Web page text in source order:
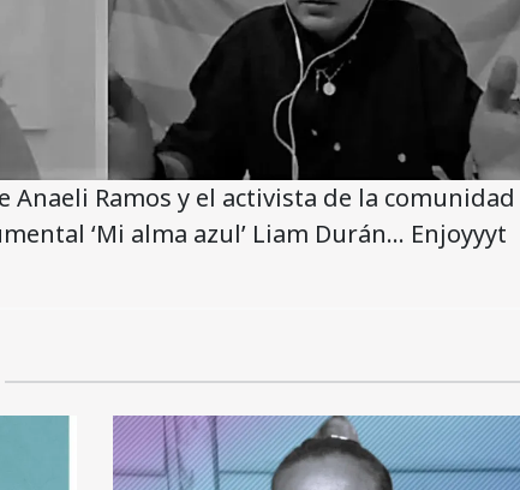
Anaeli Ramos y el activista de la comunidad
‘Mi alma azul’ Liam Durán… Enjoyyyt